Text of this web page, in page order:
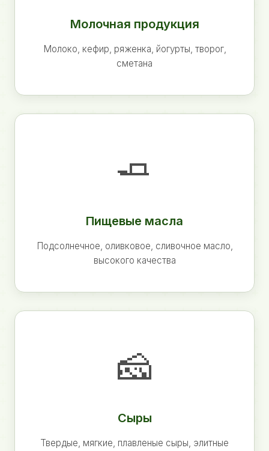
Молочная продукция
Молоко, кефир, ряженка, йогурты, творог,
сметана
🧈
Пищевые масла
Подсолнечное, оливковое, сливочное масло,
высокого качества
🧀
Сыры
Твердые, мягкие, плавленые сыры, элитные